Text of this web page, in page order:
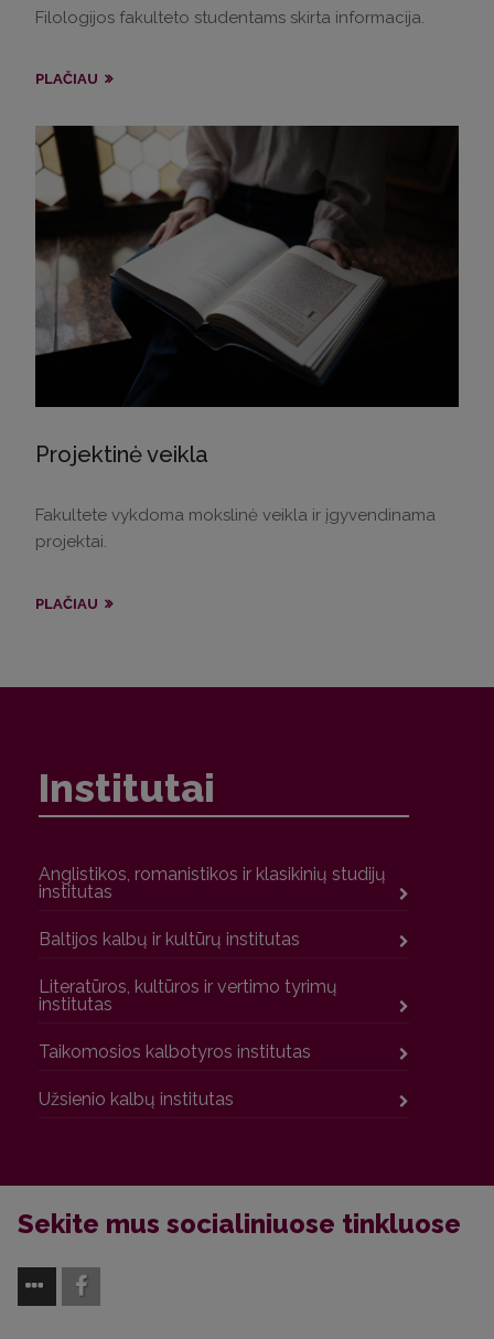
Filologijos fakulteto studentams skirta informacija.
PLAČIAU
Projektinė veikla
Fakultete vykdoma mokslinė veikla ir įgyvendinama
projektai.
PLAČIAU
Institutai
Anglistikos, romanistikos ir klasikinių studijų
institutas
Baltijos kalbų ir kultūrų institutas
Literatūros, kultūros ir vertimo tyrimų
institutas
Taikomosios kalbotyros institutas
Užsienio kalbų institutas
Sekite mus socialiniuose tinkluose